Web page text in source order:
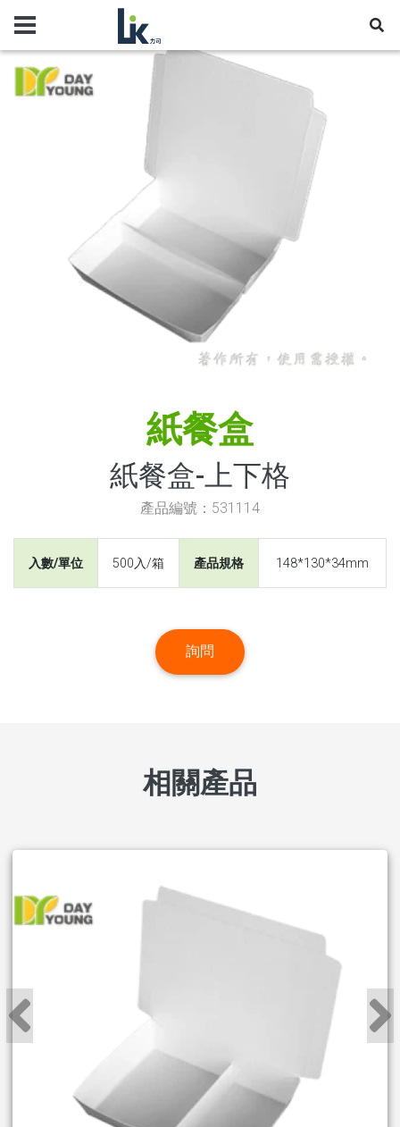
紙餐盒
紙餐盒-上下格
產品編號：531114
入數/單位 500入/箱 產品規格 148*130*34mm
詢問
相關產品